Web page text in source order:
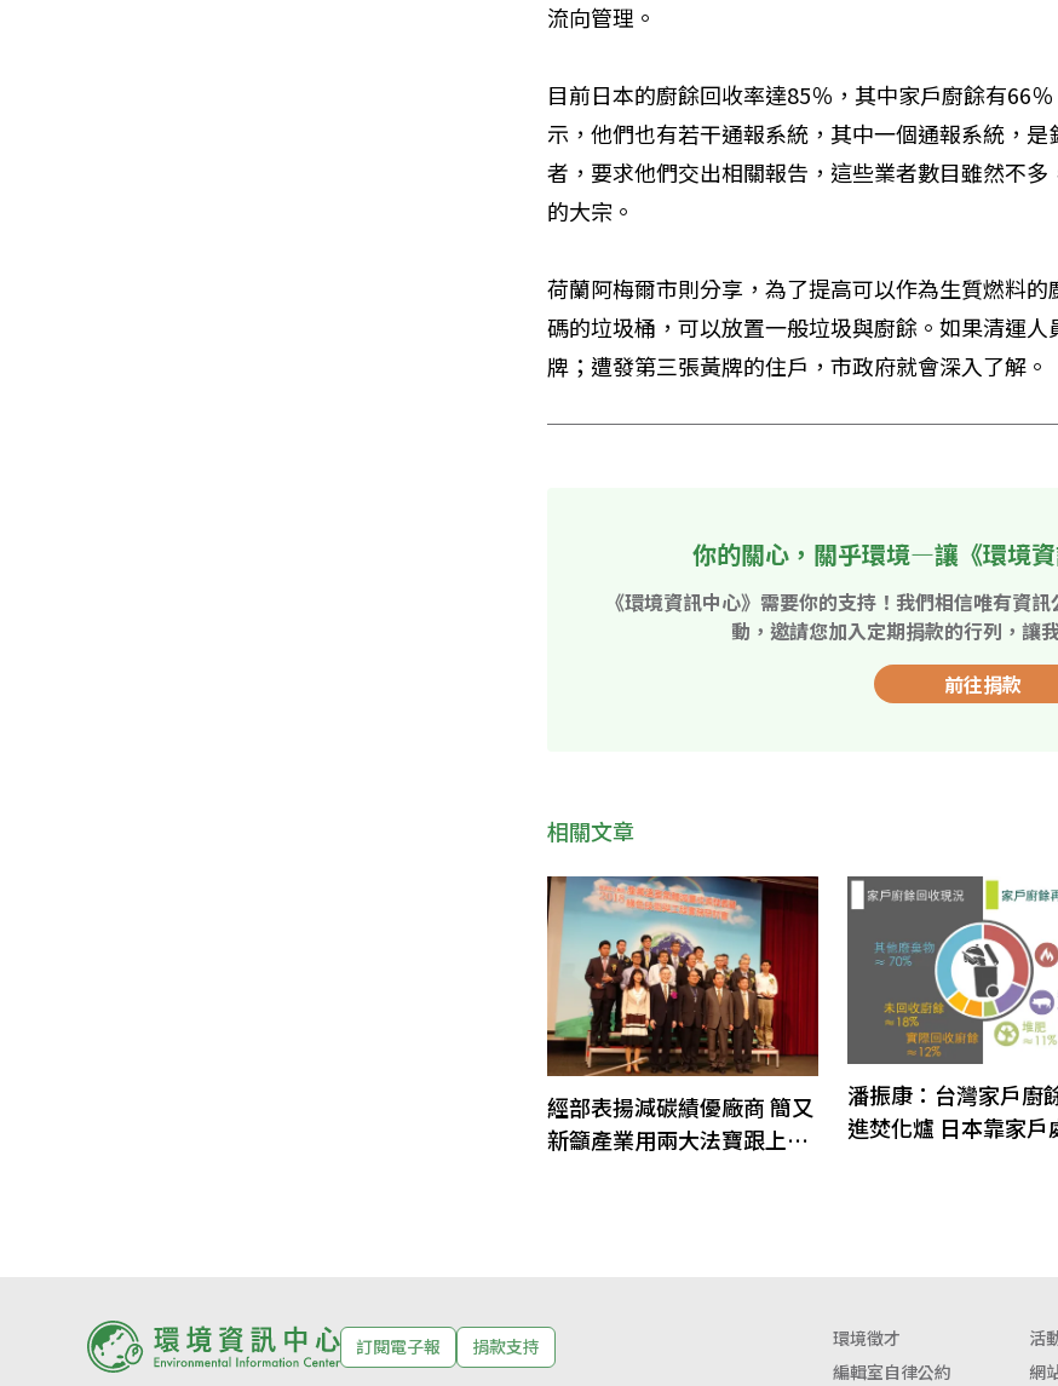
流向管理。
目前日本的廚餘回收率達85％，其中家戶廚餘有66
示，他們也有若干通報系統，其中一個通報系統，
者，要求他們交出相關報告，這些業者數目雖然不
的大宗。
荷蘭阿梅爾市則分享，為了提高可以作為生質燃料
碼的垃圾桶，可以放置一般垃圾與廚餘。如果清運
牌；遭發第三張黃牌的住戶，市政府就會深入了解。
你的關心，關乎環境—讓《環境
《環境資訊中心》需要你的支持！我們相信唯有資
動，邀請您加入定期捐款的行列，讓
前往捐款
相關文章
經部表揚減碳績優廠商 簡又
新籲產業用兩大法寶跟上國
潘振康：台灣家戶廚
進焚化爐 日本靠家戶
訂閱電子報 捐款支持 環境徵才 活
編輯室自律公約
網